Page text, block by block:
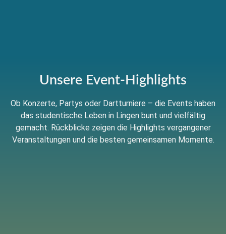
Unsere Event-Highlights
Ob Konzerte, Partys oder Dartturniere – die Events haben
das studentische Leben in Lingen bunt und vielfältig
gemacht. Rückblicke zeigen die Highlights vergangener
Veranstaltungen und die besten gemeinsamen Momente.